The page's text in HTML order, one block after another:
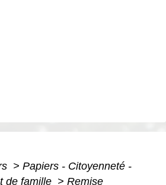
> Papiers - Citoyenneté -
de famille > Remise